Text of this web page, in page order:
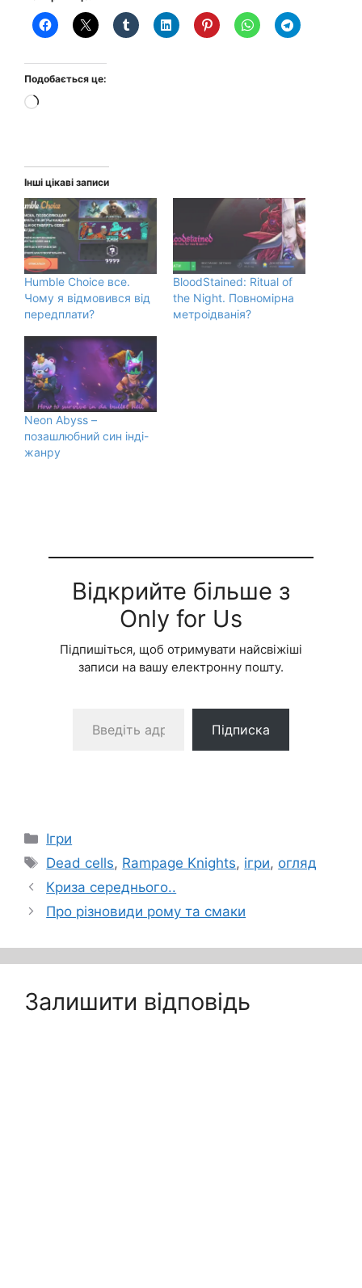
Подобається це:
Завантаження…
Інші цікаві записи
Humble Choice все.
Чому я відмовився від
передплати?
BloodStained: Ritual of
the Night. Повномірна
метроідванія?
Neon Abyss –
позашлюбний син інді-
жанру
Відкрийте більше з
Only for Us
Підпишіться, щоб отримувати найсвіжіші
записи на вашу електронну пошту.
Підписка
Категорії
Ігри
Позначки
Dead cells, Rampage Knights, ігри, огляд
Криза середнього..
Про різновиди рому та смаки
Залишити відповідь